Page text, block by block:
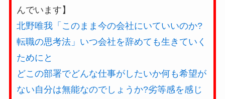
んでいます】
北野唯我「このまま今の会社にいていいのか?
転職の思考法」いつ会社を辞めても生きていく
ためにと
どこの部署でどんな仕事がしたいか何も希望が
ない自分は無能なのでしょうか?劣等感を感じ